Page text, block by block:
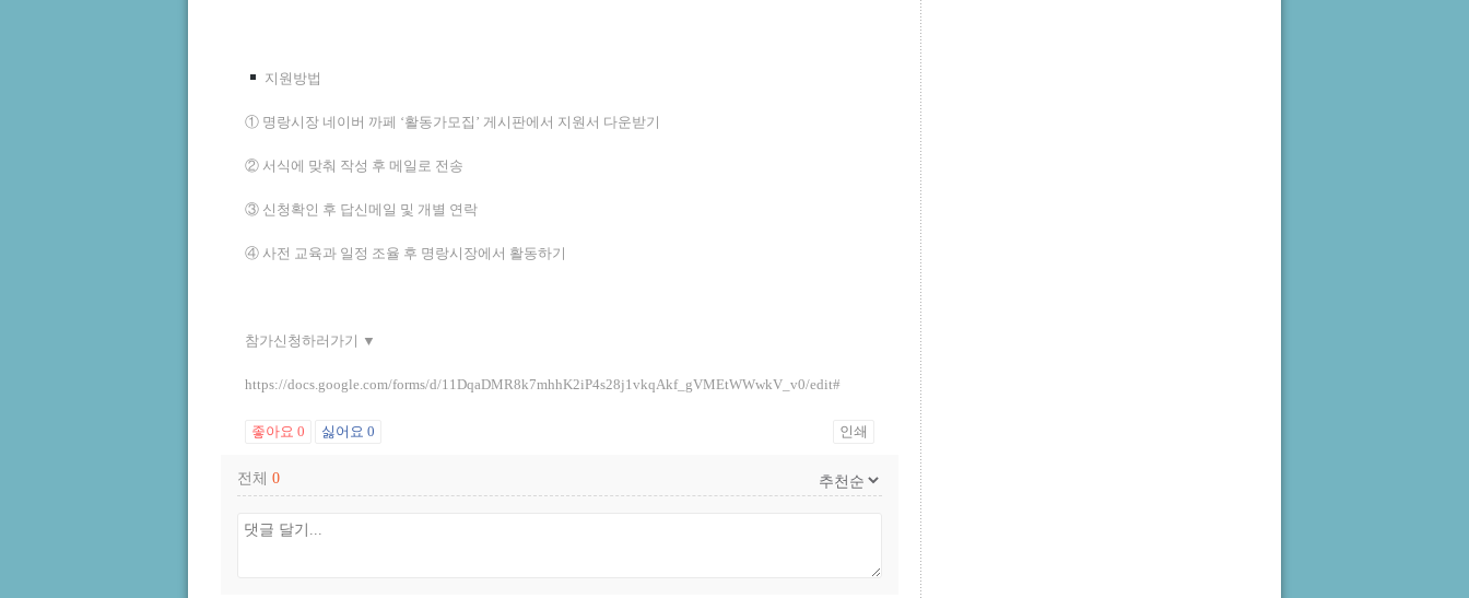
지원방법
① 명랑시장 네이버 까페 ‘활동가모집’ 게시판에서 지원서 다운받기
② 서식에 맞춰 작성 후 메일로 전송
③ 신청확인 후 답신메일 및 개별 연락
④ 사전 교육과 일정 조율 후 명랑시장에서 활동하기
참가신청하러가기 ▼
https://docs.google.com/forms/d/11DqaDMR8k7mhhK2iP4s28j1vkqAkf_gVMEtWWwkV_v0/edit#
좋아요 0 싫어요 0 인쇄
전체 0